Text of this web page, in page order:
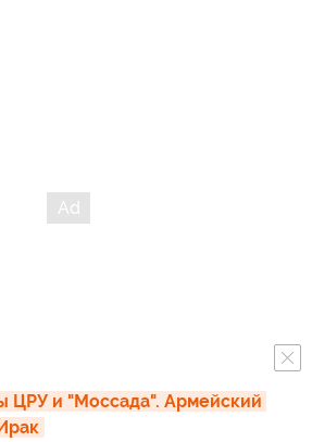
ЦРУ и "Моссада". Армейский